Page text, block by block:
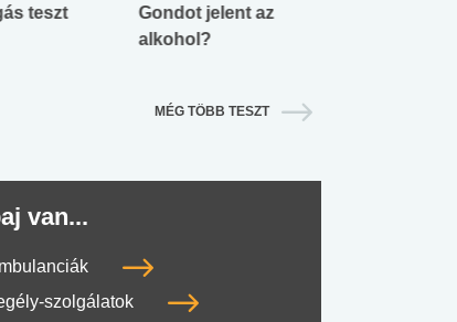
teszt
Gondot jelent az
alkohol?
MÉG TÖBB TESZT
van...
szolgálatok